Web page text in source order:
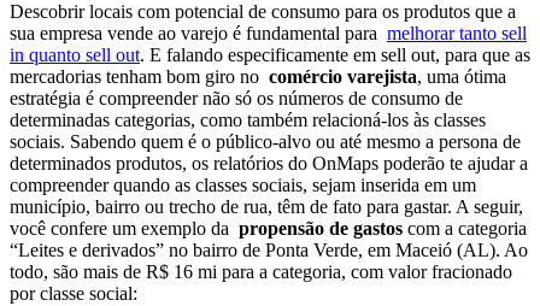
Descobrir locais com potencial de consumo para os produtos que a
sua empresa vende ao varejo é fundamental para melhorar tanto sell
in quanto sell out. E falando especificamente em sell out, para que as
mercadorias tenham bom giro no comércio varejista, uma ótima
estratégia é compreender não só os números de consumo de
determinadas categorias, como também relacioná-los às classes
sociais. Sabendo quem é o público-alvo ou até mesmo a persona de
determinados produtos, os relatórios do OnMaps poderão te ajudar a
compreender quando as classes sociais, sejam inserida em um
município, bairro ou trecho de rua, têm de fato para gastar. A seguir,
você confere um exemplo da propensão de gastos com a categoria
“Leites e derivados” no bairro de Ponta Verde, em Maceió (AL). Ao
todo, são mais de R$ 16 mi para a categoria, com valor fracionado
por classe social: